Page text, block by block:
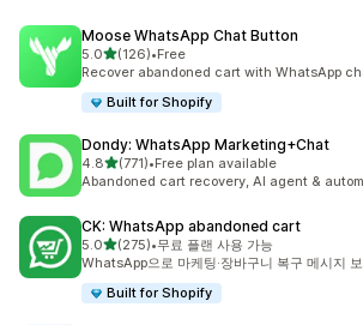
Moose WhatsApp Chat Button
5.0별 5개 중
(126)
총 리뷰 126개
•Free
Recover abandoned cart with WhatsApp
Built for Shopify
Dondy: WhatsApp Marketing+Chat
4.8별 5개 중
(771)
총 리뷰 771개
•Free plan available
Abandoned cart recovery, AI agent &
CK: WhatsApp abandoned cart
5.0별 5개 중
(275)
총 리뷰 275개
•무료 플랜 사용 가능
WhatsApp으로 마케팅·장바구니 복구 메시지
Built for Shopify